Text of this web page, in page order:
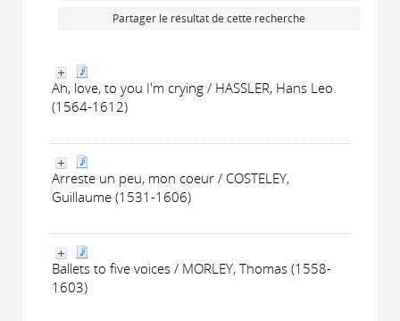
Partager le résultat de cette recherche
Ah, love, to you I'm crying / HASSLER, Hans Leo
(1564-1612)
Arreste un peu, mon coeur / COSTELEY,
Guillaume (1531-1606)
Ballets to five voices / MORLEY, Thomas (1558-
1603)